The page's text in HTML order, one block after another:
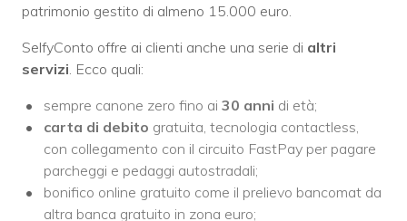
patrimonio gestito di almeno 15.000 euro.
SelfyConto offre ai clienti anche una serie di altri
servizi . Ecco quali:
sempre canone zero fino ai 30 anni di età;
carta di debito gratuita, tecnologia contactless,
con collegamento con il circuito FastPay per pagare
parcheggi e pedaggi autostradali;
bonifico online gratuito come il prelievo bancomat da
altra banca gratuito in zona euro;